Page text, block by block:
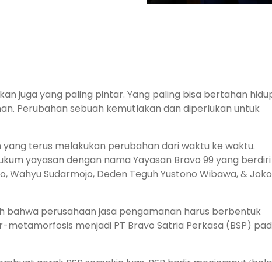
juga yang paling pintar. Yang paling bisa bertahan
Perubahan sebuah kemutlakan dan diperlukan untuk
yang terus melakukan perubahan dari waktu ke waktu.
yayasan dengan nama Yayasan Bravo 99 yang berdiri
Wahyu Su­darmojo, Deden Teguh Yustono Wibawa, & Joko
perusahaan jasa pengamanan harus berbentuk
menjadi PT Bravo Satria Perkasa (BSP)